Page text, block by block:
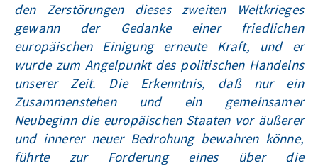
den Zerstörungen dieses zweiten Weltkrieges
gewann der Gedanke einer friedlichen
europäischen Einigung erneute Kraft, und er
wurde zum Angelpunkt des politischen Handelns
unserer Zeit. Die Erkenntnis, daß nur ein
Zusammenstehen und ein gemeinsamer
Neubeginn die europäischen Staaten vor äußerer
und innerer neuer Bedrohung bewahren könne,
führte zur Forderung eines über die